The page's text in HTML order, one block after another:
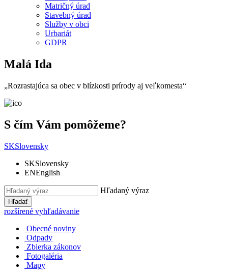
Matričný úrad
Stavebný úrad
Služby v obci
Urbariát
GDPR
Malá Ida
„Rozrastajúca sa obec v blízkosti prírody aj veľkomesta“
S čím Vám pomôžeme?
SKSlovensky
SKSlovensky
ENEnglish
Hľadaný výraz
Hľadať
rozšírené vyhľadávanie
Obecné noviny
Odpady
Zbierka zákonov
Fotogaléria
Mapy